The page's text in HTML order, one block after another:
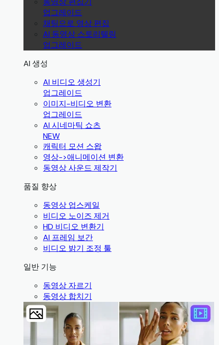
업그레이드
채팅으로 영상 편집
AI 동영상 스토리텔링
업그레이드
AI 생성
AI 비디오 생성기
업그레이드
이미지-비디오 변환
업그레이드
AI 시네마틱 쇼츠
NEW
캐릭터 모션 스왑
영상->애니메이션 변환
동영상 사운드 제작기
품질 향상
동영상 업스케일
비디오 노이즈 제거
HD 비디오 변환기
AI 프레임 보간
비디오 밝기 조정 툴
일반 기능
동영상 자르기
동영상 합치기